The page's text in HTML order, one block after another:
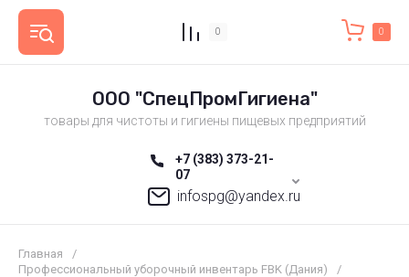
0 0
ООО "СпецПромГигиена"
товары для чистоты и гигиены пищевых предприятий
+7 (383) 373-21-
07
infospg@yandex.ru
Главная
/
Профессиональный уборочный инвентарь FBK (Дания)
/